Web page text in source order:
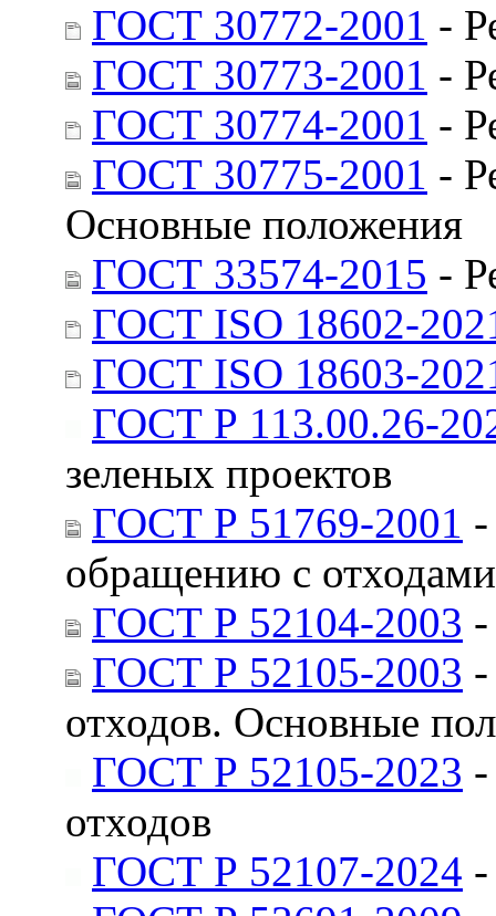
ГОСТ 30772-2001 -
ГОСТ 30773-2001 -
ГОСТ 30774-2001 -
ГОСТ 30775-2001 -
Основные положения
ГОСТ 33574-2015 -
ГОСТ ISO 18602-
ГОСТ ISO 18603-
ГОСТ Р 113.00.26-
зеленых проектов
ГОСТ Р 51769-2001
обращению с
ГОСТ Р 52104-2003
ГОСТ Р 52105-2003
отходов. Основные
ГОСТ Р 52105-2023
отходов
ГОСТ Р 52107-2024